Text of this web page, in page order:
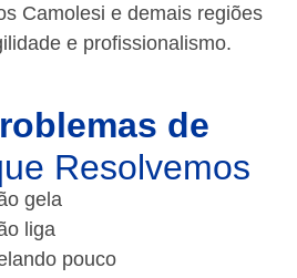
Camolesi e demais regiões
e profissionalismo.
de
Resolvemos
gela
liga
pouco